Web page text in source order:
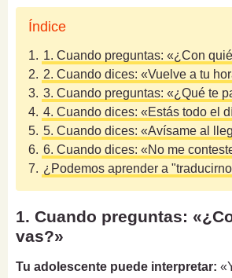
Índice
1. 1. Cuando preguntas: «¿Con
2. 2. Cuando dices: «Vuelve a tu
3. 3. Cuando preguntas: «¿Qué te
4. 4. Cuando dices: «Estás todo el
5. 5. Cuando dices: «Avísame al
6. 6. Cuando dices: «No me
7. ¿Podemos aprender a
1. Cuando preguntas:
vas?»
Tu adolescente puede interpretar: